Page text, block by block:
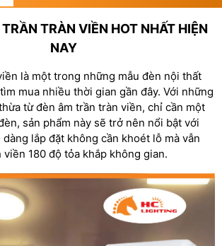
TRÀN VIỀN HOT NHẤT HIỆN
NAY
là một trong những mẫu đèn nội thất
mua nhiều thời gian gần đây. Với những
từ đèn âm trần tràn viền, chỉ cần một
sản phẩm này sẽ trở nên nổi bật với
lắp đặt không cần khoét lỗ mà vẫn
180 độ tỏa khắp không gian.